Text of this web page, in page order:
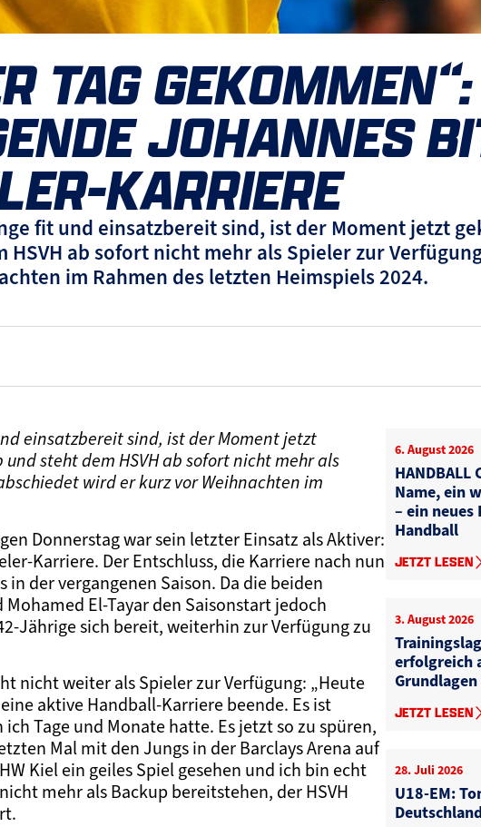
TAG GEKOMMEN“:
JOHANNES
KARRIERE
fit und einsatzbereit sind, ist der Moment jetzt
ab sofort nicht mehr als Spieler zur
im Rahmen des letzten Heimspiels 2024.
einsatzbereit sind, ist der Moment jetzt
steht dem HSVH ab sofort nicht mehr als
wird er kurz vor Weihnachten im
Donnerstag war sein letzter Einsatz als Aktiver:
Karriere. Der Entschluss, die Karriere nach nun
der vergangenen Saison. Da die beiden
El-Tayar den Saisonstart jedoch
Jährige sich bereit, weiterhin zur Verfügung zu
nicht weiter als Spieler zur Verfügung: „Heute
aktive Handball-Karriere beende. Es ist
Tage und Monate hatte. Es jetzt so zu spüren,
Mal mit den Jungs in der Barclays Arena auf
Kiel ein geiles Spiel gesehen und ich bin echt
mehr als Backup bereitstehen, der HSVH
6. August 2026
HANDBALL
Name, ein
– ein
Handball
JETZT LESEN
3. August 2026
erfolgreich
JETZT LESEN
28. Juli 2026
U18-EM: